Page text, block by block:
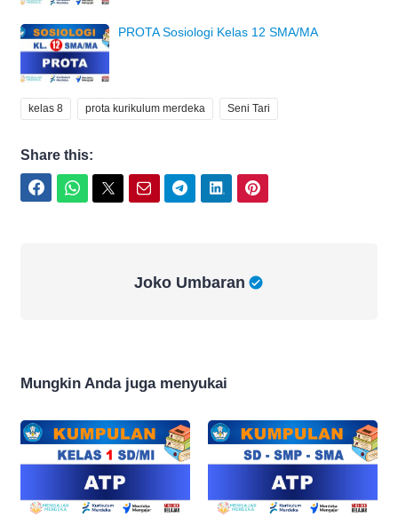
PROTA Sosiologi Kelas 12 SMA/MA
kelas 8 prota kurikulum merdeka Seni Tari
Share this:
Joko Umbaran
Mungkin Anda juga menyukai